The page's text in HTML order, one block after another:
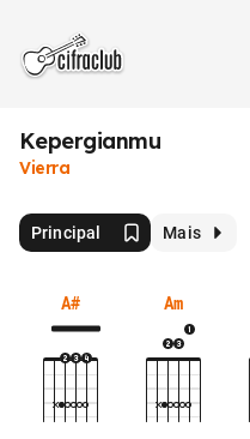
Kepergianmu
Vierra
Principal Mais
A# Am